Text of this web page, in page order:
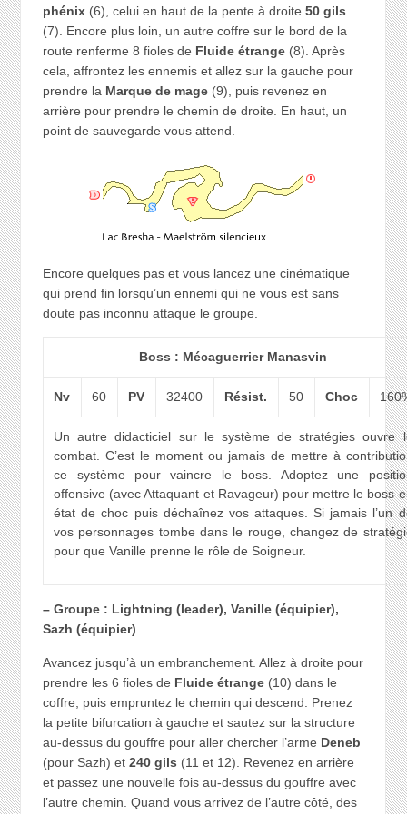
phénix(6), celui en haut de la pente à droite 50 gils
(7). Encore plus loin, un autre coffre sur le bord de la
route renferme 8 fioles de Fluide étrange(8). Après
cela, affrontez les ennemis et allez sur la gauche pour
prendre la Marque de mage(9), puis revenez en
arrière pour prendre le chemin de droite. En haut, un
point de sauvegarde vous attend.
Encore quelques pas et vous lancez une cinématique
qui prend fin lorsqu’un ennemi qui ne vous est sans
doute pas inconnu attaque le groupe.
Boss : Mécaguerrier Manasvin
Nv 60 PV 32400 Résist. 50 Choc
Un autre didacticiel sur le système de stratégies ouvre
combat. C’est le moment ou jamais de mettre à
ce système pour vaincre le boss. Adoptez une
offensive (avec Attaquant et Ravageur) pour mettre le boss
état de choc puis déchaînez vos attaques. Si jamais l’un
vos personnages tombe dans le rouge, changez de
pour que Vanille prenne le rôle de Soigneur.
– Groupe : Lightning (leader), Vanille (équipier),
Sazh (équipier)
Avancez jusqu’à un embranchement. Allez à droite pour
prendre les 6 fioles de Fluide étrange(10) dans le
coffre, puis empruntez le chemin qui descend. Prenez
la petite bifurcation à gauche et sautez sur la structure
au-dessus du gouffre pour aller chercher l’arme Deneb
(pour Sazh) et 240 gils (11 et 12). Revenez en arrière
et passez une nouvelle fois au-dessus du gouffre avec
l’autre chemin. Quand vous arrivez de l’autre côté, des